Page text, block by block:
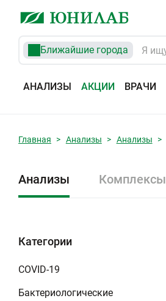
Ближайшие города
АНАЛИЗЫ АКЦИИ ВРАЧИ
Главная Анализы Анализы
Анализы Комплексы
Категории
COVID-19
Бактериологические